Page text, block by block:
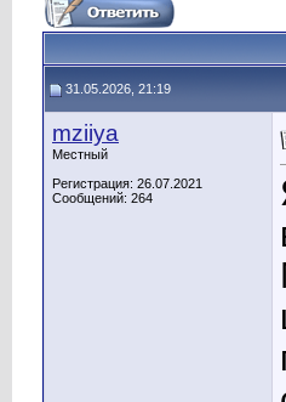
31.05.2026, 21:19
mziiya
Местный
Регистрация: 26.07.2021
Сообщений: 264